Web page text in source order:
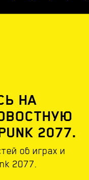
НА
2077.
об играх и
2077.